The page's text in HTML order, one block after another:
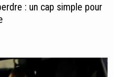
: un cap simple pour